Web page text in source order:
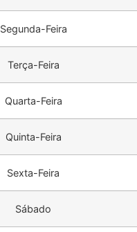
Segunda-Feira
Terça-Feira
Quarta-Feira
Quinta-Feira
Sexta-Feira
Sábado